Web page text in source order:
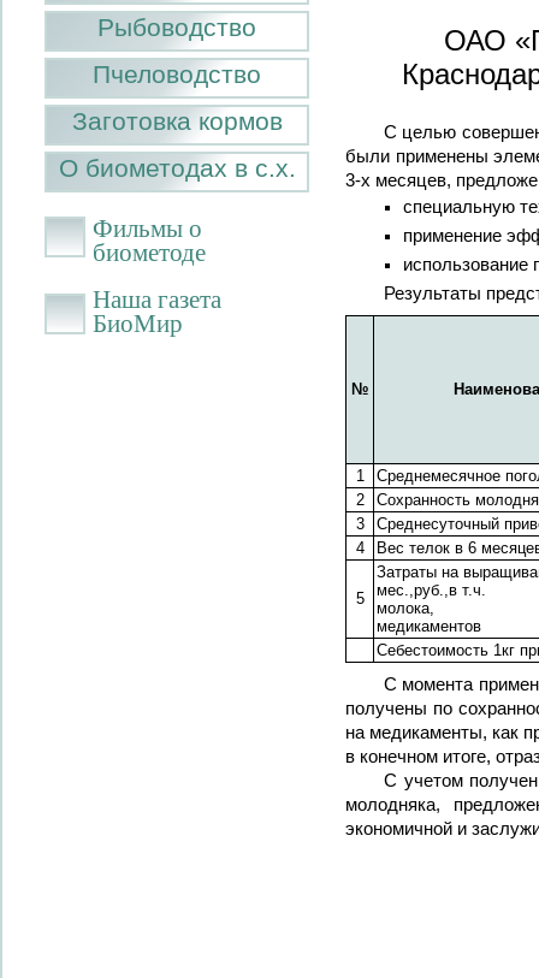
Рыбоводство
Пчеловодство
Заготовка кормов
О биометодах в с.х.
Фильмы о
биометоде
Наша газета
БиоМир
ОАО
С целью
были применены
3-х месяцев,
специальную
применение
использование
Результаты
№
1
Среднемесячное
2
Сохранность
3
Среднесуточный
4
Вес телок в 6
5
Затраты на
мес.,руб.,в т.ч.
молока,
медикаментов
Себестоимость 1кг
С момента
получены по
на медикаменты, как
в конечном итоге,
C учетом
молодняка,
экономичной и